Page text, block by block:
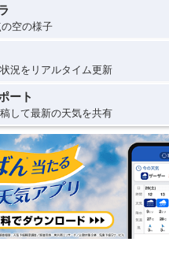
空の様子
況をリアルタイム更新
ート
して最新の天気を共有